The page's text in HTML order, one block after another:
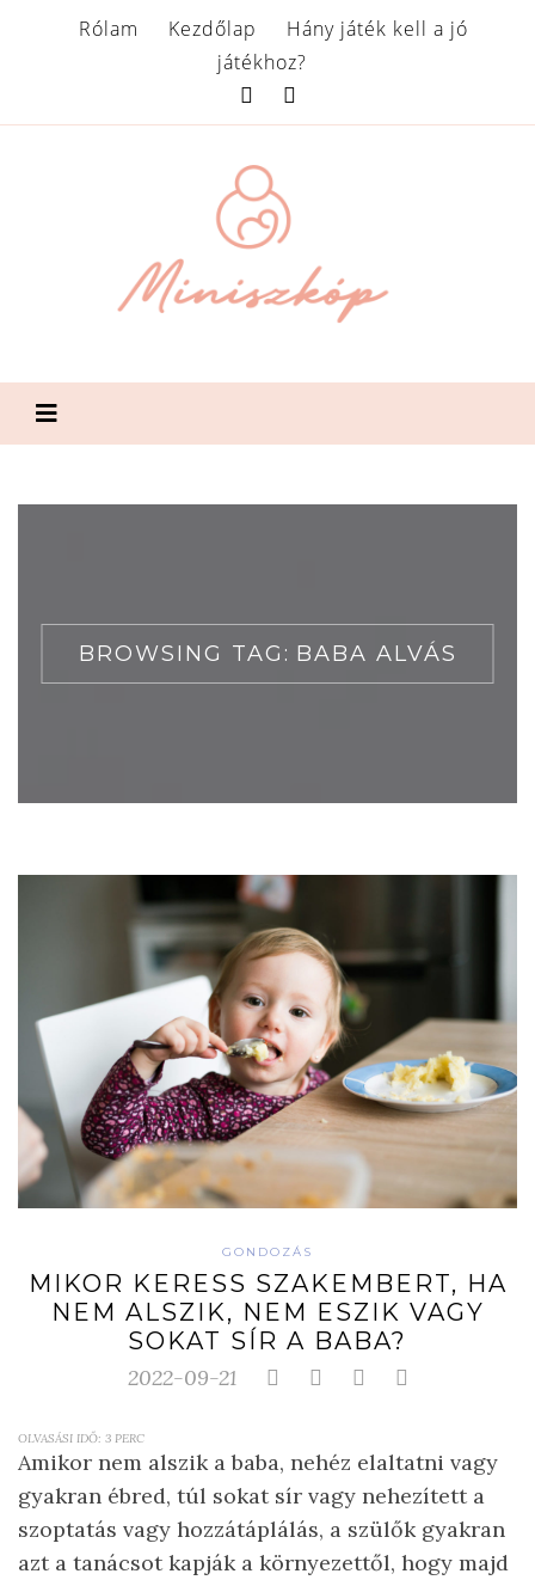
Rólam Kezdőlap
Hány játék kell a jó
játékhoz?
BROWSING TAG: BABA ALVÁS
GONDOZÁS
MIKOR KERESS SZAKEMBERT, HA
NEM ALSZIK, NEM ESZIK VAGY
SOKAT SÍR A BABA?
2022-09-21
OLVASÁSI IDŐ: 3 PERC
Amikor nem alszik a baba, nehéz elaltatni vagy
gyakran ébred, túl sokat sír vagy nehezített a
szoptatás vagy hozzátáplálás, a szülők gyakran
azt a tanácsot kapják a környezettől, hogy majd